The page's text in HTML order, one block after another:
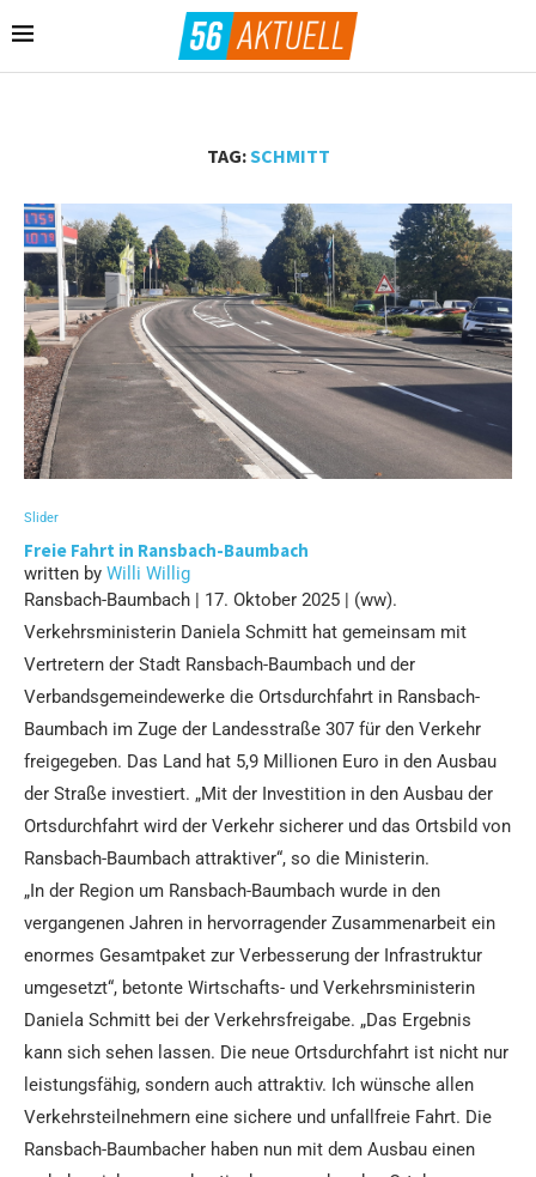
TAG:SCHMITT
Slider
Freie Fahrt in Ransbach-Baumbach
written by Willi Willig
Ransbach-Baumbach | 17. Oktober 2025 | (ww).
Verkehrsministerin Daniela Schmitt hat gemeinsam mit
Vertretern der Stadt Ransbach-Baumbach und der
Verbandsgemeindewerke die Ortsdurchfahrt in Ransbach-
Baumbach im Zuge der Landesstraße 307 für den Verkehr
freigegeben. Das Land hat 5,9 Millionen Euro in den Ausbau
der Straße investiert. „Mit der Investition in den Ausbau der
Ortsdurchfahrt wird der Verkehr sicherer und das Ortsbild von
Ransbach-Baumbach attraktiver“, so die Ministerin.
„In der Region um Ransbach-Baumbach wurde in den
vergangenen Jahren in hervorragender Zusammenarbeit ein
enormes Gesamtpaket zur Verbesserung der Infrastruktur
umgesetzt“, betonte Wirtschafts- und Verkehrsministerin
Daniela Schmitt bei der Verkehrsfreigabe. „Das Ergebnis
kann sich sehen lassen. Die neue Ortsdurchfahrt ist nicht nur
leistungsfähig, sondern auch attraktiv. Ich wünsche allen
Verkehrsteilnehmern eine sichere und unfallfreie Fahrt. Die
Ransbach-Baumbacher haben nun mit dem Ausbau einen